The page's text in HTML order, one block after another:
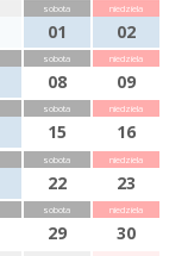
sobota
01
niedziela
02
sobota
08
niedziela
09
sobota
15
niedziela
16
sobota
22
niedziela
23
sobota
29
niedziela
30